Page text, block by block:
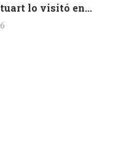
lo visitó en...